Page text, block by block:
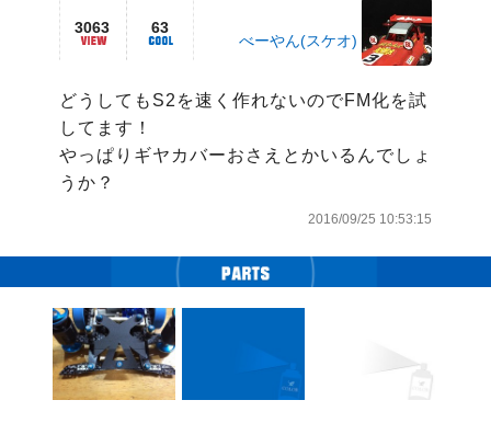
3063 63
べーやん(スケオ)
どうしてもS2を速く作れないのでFM化を試
してます！
やっぱりギヤカバーおさえとかいるんでしょ
うか？
2016/09/25 10:53:15